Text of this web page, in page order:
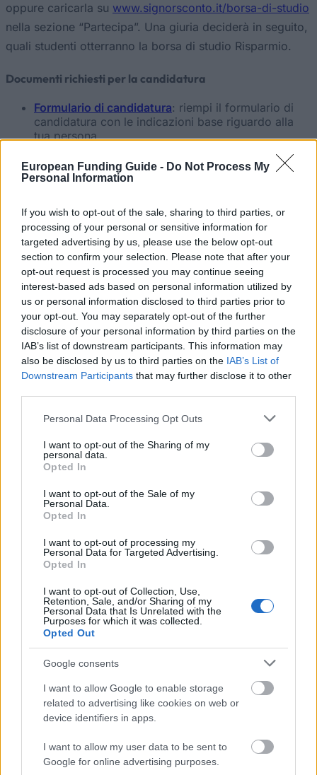
European Funding Guide - Do Not Process My
Personal Information
If you wish to opt-out of the sale, sharing to third parties, or
processing of your personal or sensitive information for
targeted advertising by us, please use the below opt-out
section to confirm your selection. Please note that after your
opt-out request is processed you may continue seeing
interest-based ads based on personal information utilized by
us or personal information disclosed to third parties prior to
your opt-out. You may separately opt-out of the further
disclosure of your personal information by third parties on the
IAB’s list of downstream participants. This information may
also be disclosed by us to third parties on the IAB’s List of
Downstream Participants that may further disclose it to other
Please note that this website/app uses one or more Google
not limited to your visit or usage behaviour. You may click to
grant or deny consent to Google and its third-party tags to
use your data for below specified purposes in below Google
consent section.
Personal Data Processing Opt Outs
I want to opt-out of the Sharing of my
personal data.
Opted In
I want to opt-out of the Sale of my
Personal Data.
Opted In
I want to opt-out of processing my
Personal Data for Targeted Advertising.
Opted In
I want to opt-out of Collection, Use,
Retention, Sale, and/or Sharing of my
Personal Data that Is Unrelated with the
Purposes for which it was collected.
Opted Out
Google consents
I want to allow Google to enable storage
related to advertising like cookies on web or
device identifiers in apps.
I want to allow my user data to be sent to
Google for online advertising purposes.
oppure caricarla su www.signorsconto.it/borsa-di-studio
nella sezione “Partecipa”. Una giuria deciderà in seguito,
quali studenti otterranno la borsa di studio Risparmio.
Documenti richiesti per la candidatura
Formulario di candidatura: riempi il formulario di
candidatura con le indicazioni base riguardo alla
tua persona.
allestisci un breve testo, nel quale ti presenti e
spieghi cosa ti rende lo studente più parsimonioso
Puoi caricare il tuo video su qualsiasi portale video
(p. es.: Youtube, Vimeo). Il link per il video deve
essere indicato nel formulario di candidatura, e
direttamente copiabile.
formulario di candidatura firmato pressoborsa-di-
studio@sparheld.deoppure puoi caricarla su
www.signorsconto.it/borsa-di-studionella sezione
“Partecipa”.
L’allegatonon deve superare i 2 MB.
Termini
I termini sono i seguenti:
Deadline:30.09.2017
Os nossosParceiros
Este projeto foi financiado com o apoio da Comissão Europeia
Artigos mais recentes
KingOpinion Portugal: opiniões, pagamentos e quanto se ganha
em 2026
Opinionz Portugal 2026 - é fiável? Análise honesta, pagamentos
e a nossa nota